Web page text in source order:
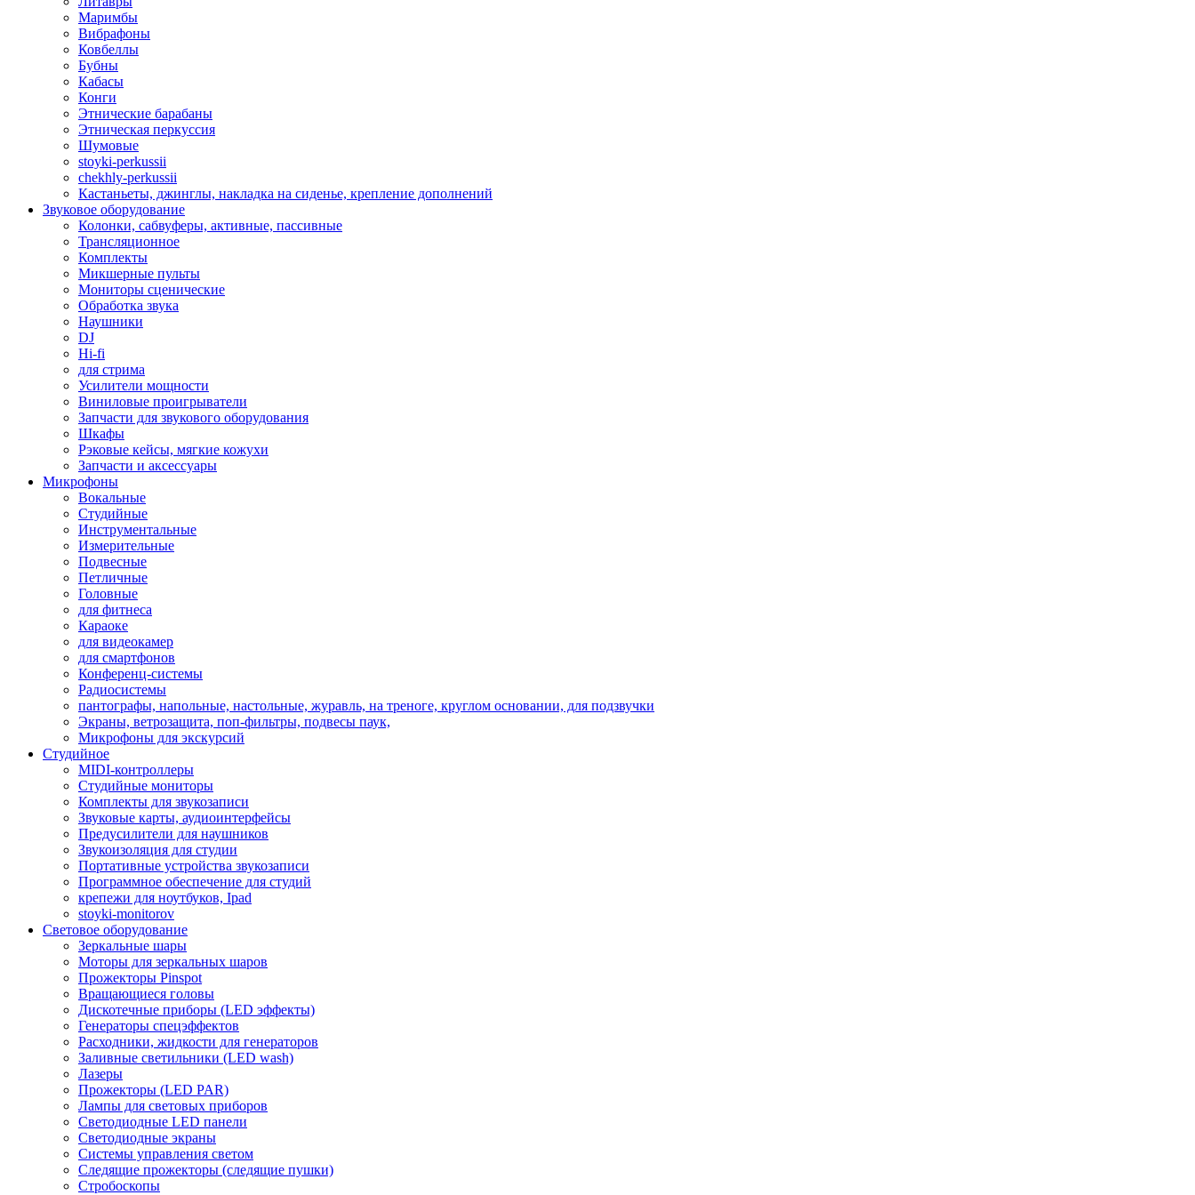
Маримбы
Вибрафоны
Ковбеллы
Бубны
Кабасы
Конги
Этнические барабаны
Этническая перкуссия
Шумовые
stoyki-perkussii
chekhly-perkussii
Кастаньеты, джинглы, накладка на сиденье, крепление дополнений
Звуковое оборудование
Колонки, сабвуферы, активные, пассивные
Трансляционное
Комплекты
Микшерные пульты
Мониторы сценические
Обработка звука
Наушники
DJ
Hi-fi
для стрима
Усилители мощности
Виниловые проигрыватели
Запчасти для звукового оборудования
Шкафы
Рэковые кейсы, мягкие кожухи
Запчасти и аксессуары
Микрофоны
Вокальные
Студийные
Инструментальные
Измерительные
Подвесные
Петличные
Головные
для фитнеса
Караоке
для видеокамер
для смартфонов
Конференц-системы
Радиосистемы
пантографы, напольные, настольные, журавль, на треноге, круглом основании, для подзвучки
Экраны, ветрозащита, поп-фильтры, подвесы паук,
Микрофоны для экскурсий
Студийное
MIDI-контроллеры
Студийные мониторы
Комплекты для звукозаписи
Звуковые карты, аудиоинтерфейсы
Предусилители для наушников
Звукоизоляция для студии
Портативные устройства звукозаписи
Программное обеспечение для студий
крепежи для ноутбуков, Ipad
stoyki-monitorov
Световое оборудование
Зеркальные шары
Моторы для зеркальных шаров
Прожекторы Pinspot
Вращающиеся головы
Дискотечные приборы (LED эффекты)
Генераторы спецэффектов
Расходники, жидкости для генераторов
Заливные светильники (LED wash)
Лазеры
Прожекторы (LED PAR)
Лампы для световых приборов
Светодиодные LED панели
Светодиодные экраны
Системы управления светом
Следящие прожекторы (следящие пушки)
Стробоскопы